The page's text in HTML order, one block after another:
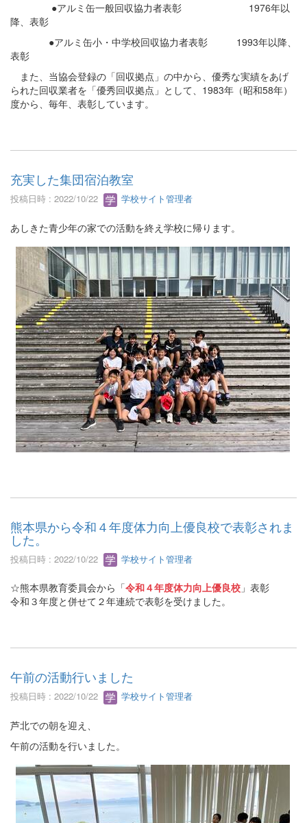
●アルミ缶一般回収協力者表彰 1976年以
降、表彰
●アルミ缶小・中学校回収協力者表彰 1993年以降、
表彰
また、当協会登録の「回収拠点」の中から、優秀な実績をあげ
られた回収業者を「優秀回収拠点」として、1983年（昭和58年）
度から、毎年、表彰しています。
充実した集団宿泊教室
投稿日時 : 2022/10/22 学校サイト管理者
あしきた青少年の家での活動を終え学校に帰ります。
熊本県から令和４年度体力向上優良校で表彰されま
した。
投稿日時 : 2022/10/22 学校サイト管理者
☆熊本県教育委員会から「令和４年度体力向上優良校 」表彰
令和３年度と併せて２年連続で表彰を受けました。
午前の活動行いました
投稿日時 : 2022/10/22 学校サイト管理者
芦北での朝を迎え、
午前の活動を行いました。